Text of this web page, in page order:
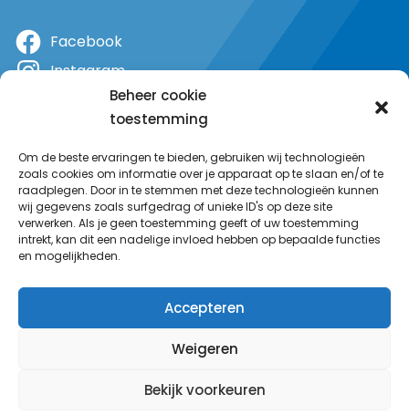
Beheer cookie
toestemming
Om de beste ervaringen te bieden, gebruiken wij technologieën
zoals cookies om informatie over je apparaat op te slaan en/of te
raadplegen. Door in te stemmen met deze technologieën kunnen
wij gegevens zoals surfgedrag of unieke ID's op deze site
verwerken. Als je geen toestemming geeft of uw toestemming
intrekt, kan dit een nadelige invloed hebben op bepaalde functies
en mogelijkheden.
Accepteren
Weigeren
Bekijk voorkeuren
Facebook
Instagram
YouTube